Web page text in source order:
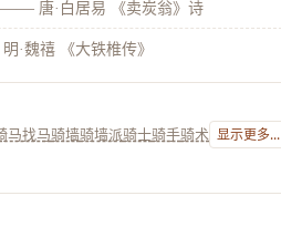
—— 唐·白居易 《卖炭翁》诗
明·魏禧 《大铁椎传》
马找马骑墙骑墙派骑士骑手骑术 显示更多...